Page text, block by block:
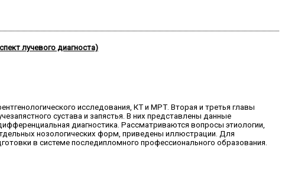
лучевого диагноста)
исследования, КТ и МРТ. Вторая и третья главы
сустава и запястья. В них представлены данные
диагностика. Рассматриваются вопросы этиологии,
нозологических форм, приведены иллюстрации. Для
в системе последипломного профессионального образования.